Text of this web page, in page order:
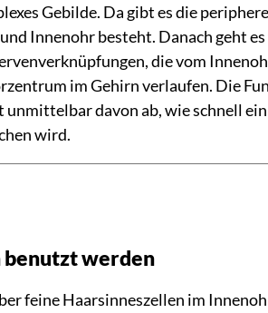
Gebilde. Da gibt es die
Innenohr besteht. Danach geht
die vom
im Gehirn verlaufen. Die
davon ab, wie schnell
wird.
werden
feine Haarsinneszellen im